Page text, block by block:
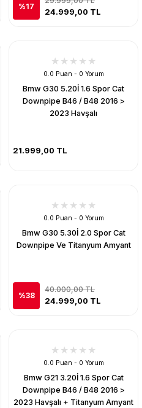
%17
24.999,00 TL
0.0 Puan - 0 Yorum
Bmw G30 5.20İ 1.6 Spor Cat
Downpipe B46 / B48 2016 >
2023 Havşalı
21.999,00 TL
0.0 Puan - 0 Yorum
Bmw G30 5.30İ 2.0 Spor Cat
Downpipe Ve Titanyum Amyant
%38
40.000,00 TL
24.999,00 TL
0.0 Puan - 0 Yorum
Bmw G21 3.20İ 1.6 Spor Cat
Downpipe B46 / B48 2016 >
2023 Havşalı + Titanyum Amyant